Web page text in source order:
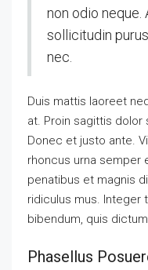
non odio neque.
sollicitudin
nec.
Duis mattis laoreet
at. Proin sagittis
Donec et justo ante.
rhoncus urna semper
penatibus et magnis
ridiculus mus. Integer
bibendum, quis
Phasellus